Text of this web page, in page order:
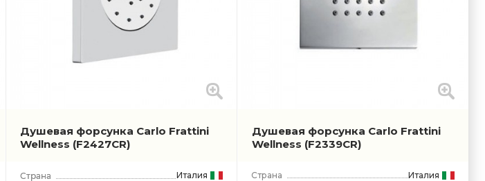
Душевая форсунка Carlo Frattini
Wellness (F2427CR)
Италия
Душевая форсунка Carlo Frattini
Wellness (F2339CR)
Страна
Италия